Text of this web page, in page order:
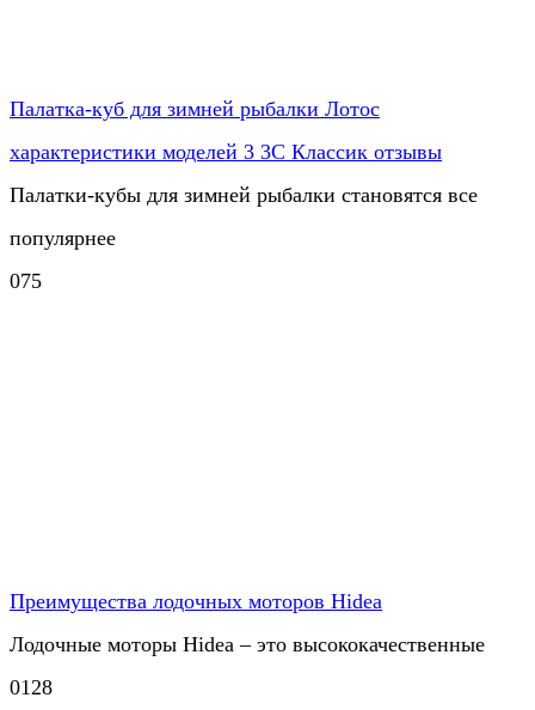
Палатка-куб для зимней рыбалки Лотос
характеристики моделей 3 3С Классик отзывы
Палатки-кубы для зимней рыбалки становятся все
популярнее
075
Преимущества лодочных моторов Hidea
Лодочные моторы Hidea – это высококачественные
0128